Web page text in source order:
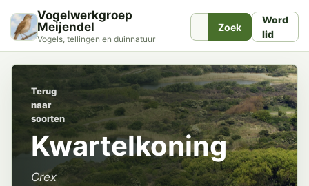
Vogelwerkgroep
Meijendel
Vogels, tellingen en duinnatuur
Zoek
Word
lid
Terug
naar
soorten
Kwartelkoning
Crex